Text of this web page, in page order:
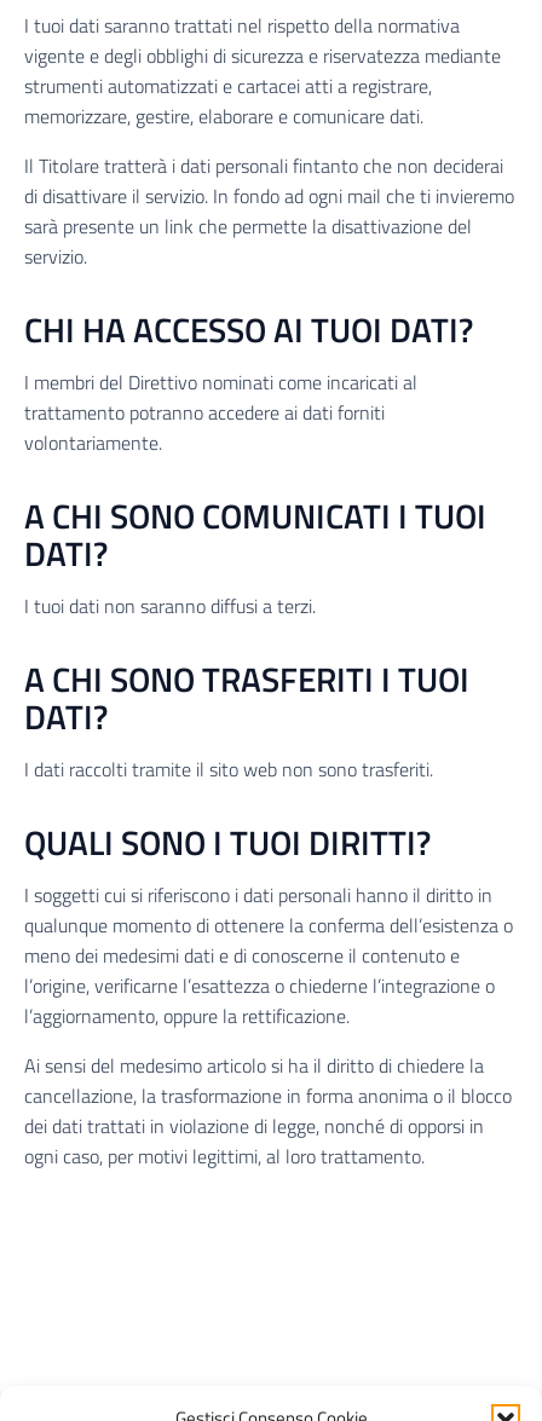
I tuoi dati saranno trattati nel rispetto della normativa
vigente e degli obblighi di sicurezza e riservatezza mediante
strumenti automatizzati e cartacei atti a registrare,
memorizzare, gestire, elaborare e comunicare dati.
Il Titolare tratterà i dati personali fintanto che non deciderai
di disattivare il servizio. In fondo ad ogni mail che ti invieremo
sarà presente un link che permette la disattivazione del
servizio.
CHI HA ACCESSO AI TUOI DATI?
I membri del Direttivo nominati come incaricati al
trattamento potranno accedere ai dati forniti
volontariamente.
A CHI SONO COMUNICATI I TUOI
DATI?
I tuoi dati non saranno diffusi a terzi.
A CHI SONO TRASFERITI I TUOI
DATI?
I dati raccolti tramite il sito web non sono trasferiti.
QUALI SONO I TUOI DIRITTI?
I soggetti cui si riferiscono i dati personali hanno il diritto in
qualunque momento di ottenere la conferma dell’esistenza o
meno dei medesimi dati e di conoscerne il contenuto e
l’origine, verificarne l’esattezza o chiederne l’integrazione o
l’aggiornamento, oppure la rettificazione.
Ai sensi del medesimo articolo si ha il diritto di chiedere la
cancellazione, la trasformazione in forma anonima o il blocco
dei dati trattati in violazione di legge, nonché di opporsi in
ogni caso, per motivi legittimi, al loro trattamento.